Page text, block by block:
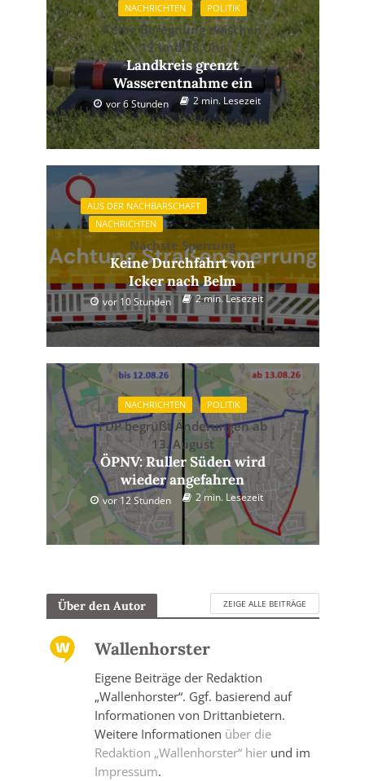
NACHRICHTEN POLITIK
Keine Beregnung zwischen
12 und 18 Uhr
Landkreis grenzt
Wasserentnahme ein
vor 6 Stunden 2 min. Lesezeit
AUS DER NACHBARSCHAFT
NACHRICHTEN
Nächste Sperrung
Keine Durchfahrt von
Icker nach Belm
vor 10 Stunden 2 min. Lesezeit
NACHRICHTEN POLITIK
FDP begrüßt Änderungen ab
13. August
ÖPNV: Ruller Süden wird
wieder angefahren
vor 12 Stunden 2 min. Lesezeit
Über den Autor ZEIGE ALLE BEITRÄGE
Wallenhorster
Eigene Beiträge der Redaktion
„Wallenhorster“. Ggf. basierend auf
Informationen von Drittanbietern.
Weitere Informationen über die
Redaktion „Wallenhorster“ hierund im
Impressum.